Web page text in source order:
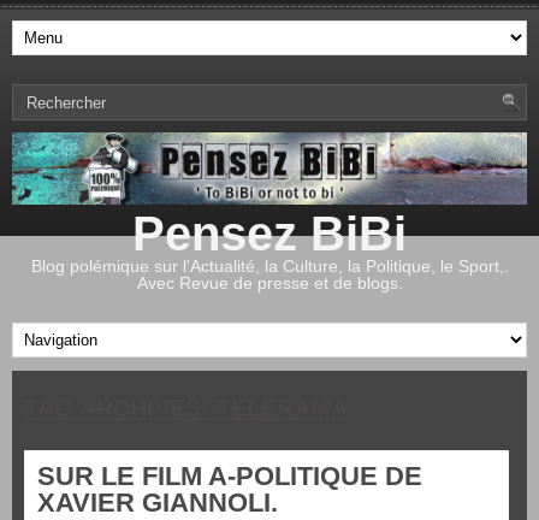
Pensez BiBi
Blog polémique sur l'Actualité, la Culture, la Politique, le Sport,.
Avec Revue de presse et de blogs.
SUR LE FILM A-POLITIQUE DE
XAVIER GIANNOLI.